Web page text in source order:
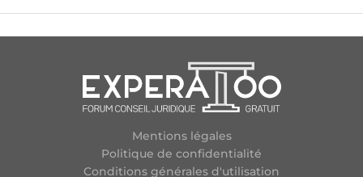
Mentions légales
Politique de confidentialité
Conditions générales d'utilisation